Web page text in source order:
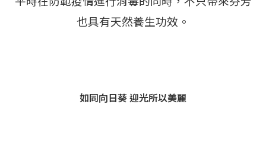
也具有天然養生功效。
如同向日葵 迎光所以美麗